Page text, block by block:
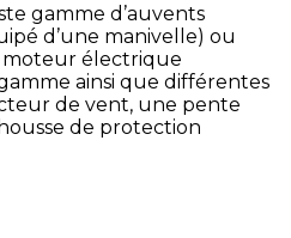
gamme d’auvents
d’une manivelle) ou
moteur électrique
ainsi que différentes
de vent, une pente
de protection